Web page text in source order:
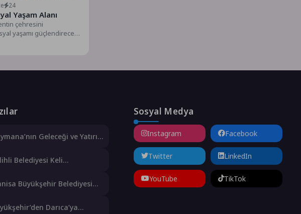
24
Yaşam Alanı
çehresini
yaşamı güçlendirecek
Geleceği ve Yatırım
Belediyesi Keli
Asfalt Çalışmasını
Büyükşehir Belediyesi
Darıca’ya
Sosyal Medya
Instagram Facebook
Twitter LinkedIn
YouTube TikTok